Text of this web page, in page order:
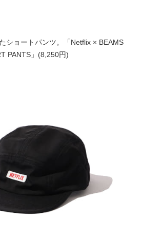
ショートパンツ。「Netflix × BEAMS
PANTS」(8,250円)